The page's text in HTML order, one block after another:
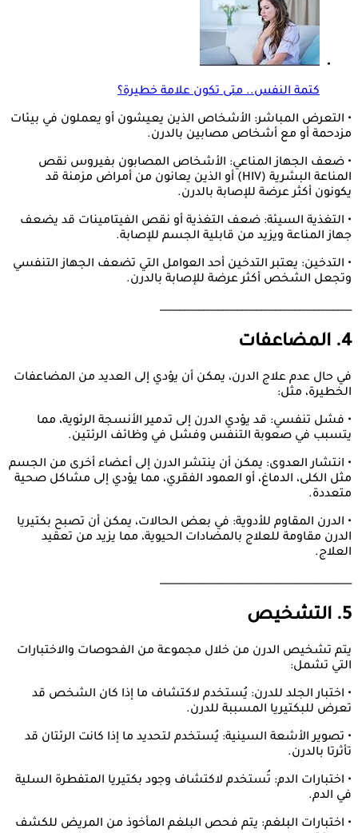
كتمة النفس.. متى تكون علامة خطيرة؟
• التعرض المباشر: الأشخاص الذين يعيشون أو يعملون في بيئات
مزدحمة أو مع أشخاص مصابين بالدرن.
• ضعف الجهاز المناعي: الأشخاص المصابون بفيروس نقص
المناعة البشرية (HIV) أو الذين يعانون من أمراض مزمنة قد
يكونون أكثر عرضة للإصابة بالدرن.
• التغذية السيئة: ضعف التغذية أو نقص الفيتامينات قد يضعف
جهاز المناعة ويزيد من قابلية الجسم للإصابة.
• التدخين: يعتبر التدخين أحد العوامل التي تضعف الجهاز التنفسي
وتجعل الشخص أكثر عرضة للإصابة بالدرن.
________________________________________
4. المضاعفات
في حال عدم علاج الدرن، يمكن أن يؤدي إلى العديد من المضاعفات
الخطيرة، مثل:
• فشل تنفسي: قد يؤدي الدرن إلى تدمير الأنسجة الرئوية، مما
يتسبب في صعوبة التنفس وفشل في وظائف الرئتين.
• انتشار العدوى: يمكن أن ينتشر الدرن إلى أعضاء أخرى من الجسم
مثل الكلى، الدماغ، أو العمود الفقري، مما يؤدي إلى مشاكل صحية
متعددة.
• الدرن المقاوم للأدوية: في بعض الحالات، يمكن أن تصبح بكتيريا
الدرن مقاومة للعلاج بالمضادات الحيوية، مما يزيد من تعقيد
العلاج.
________________________________________
5. التشخيص
يتم تشخيص الدرن من خلال مجموعة من الفحوصات والاختبارات
التي تشمل:
• اختبار الجلد للدرن: يُستخدم لاكتشاف ما إذا كان الشخص قد
تعرض للبكتيريا المسببة للدرن.
• تصوير الأشعة السينية: يُستخدم لتحديد ما إذا كانت الرئتان قد
تأثرتا بالدرن.
• اختبارات الدم: تُستخدم لاكتشاف وجود بكتيريا المتفطرة السلية
في الدم.
• اختبارات البلغم: يتم فحص البلغم المأخوذ من المريض للكشف